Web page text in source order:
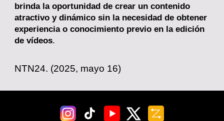
brinda la oportunidad de crear un contenido
atractivo y dinámico sin la necesidad de obtener
experiencia o conocimiento previo en la edición
de vídeos.
NTN24. (2025, mayo 16)